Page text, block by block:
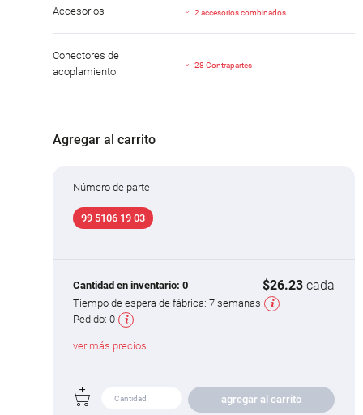
Accesorios 2 accesorios combinados
Conectores de
acoplamiento
28 Contrapartes
Agregar al carrito
Número de parte
99 5106 19 03
Cantidad en inventario: 0 $26.23 cada
Tiempo de espera de fábrica: 7 semanas
Pedido: 0
ver más precios
agregar al carrito